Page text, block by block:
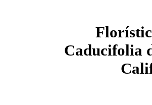
Caducifolia